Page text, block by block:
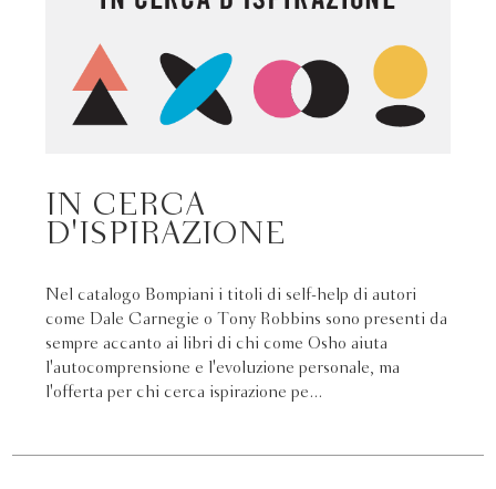
IN CERCA
D'ISPIRAZIONE
Nel catalogo Bompiani i titoli di self-help di autori
come Dale Carnegie o Tony Robbins sono presenti da
sempre accanto ai libri di chi come Osho aiuta
l'autocomprensione e l'evoluzione personale, ma
l'offerta per chi cerca ispirazione pe...